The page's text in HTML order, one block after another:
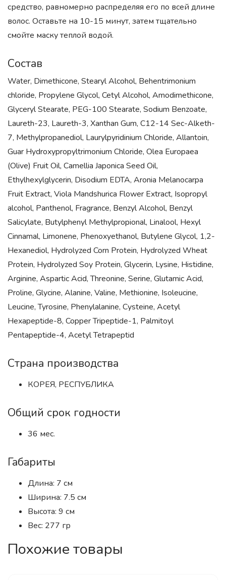
средство, равномерно распределяя его по всей длине
волос. Оставьте на 10-15 минут, затем тщательно
смойте маску теплой водой.
Состав
Water, Dimethicone, Stearyl Alcohol, Behentrimonium
chloride, Propylene Glycol, Cetyl Alcohol, Amodimethicone,
Glyceryl Stearate, PEG-100 Stearate, Sodium Benzoate,
Laureth-23, Laureth-3, Xanthan Gum, C12-14 Sec-Alketh-
7, Methylpropanediol, Laurylpyridinium Chloride, Allantoin,
Guar Hydroxypropyltrimonium Chloride, Olea Europaea
(Olive) Fruit Oil, Camellia Japonica Seed Oil,
Ethylhexylglycerin, Disodium EDTA, Aronia Melanocarpa
Fruit Extract, Viola Mandshurica Flower Extract, Isopropyl
alcohol, Panthenol, Fragrance, Benzyl Alcohol, Benzyl
Salicylate, Butylphenyl Methylpropional, Linalool, Hexyl
Cinnamal, Limonene, Phenoxyethanol, Butylene Glycol, 1,2-
Hexanediol, Hydrolyzed Corn Protein, Hydrolyzed Wheat
Protein, Hydrolyzed Soy Protein, Glycerin, Lysine, Histidine,
Arginine, Aspartic Acid, Threonine, Serine, Glutamic Acid,
Proline, Glycine, Alanine, Valine, Methionine, Isoleucine,
Leucine, Tyrosine, Phenylalanine, Cysteine, Acetyl
Hexapeptide-8, Copper Tripeptide-1, Palmitoyl
Pentapeptide-4, Acetyl Tetrapeptid
Страна производства
КОРЕЯ, РЕСПУБЛИКА
Общий срок годности
36 мес.
Габариты
Длина: 7 см
Ширина: 7.5 см
Высота: 9 см
Вес: 277 гр
Похожие товары